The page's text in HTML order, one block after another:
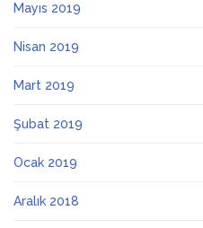
Mayıs 2019
Nisan 2019
Mart 2019
Şubat 2019
Ocak 2019
Aralık 2018